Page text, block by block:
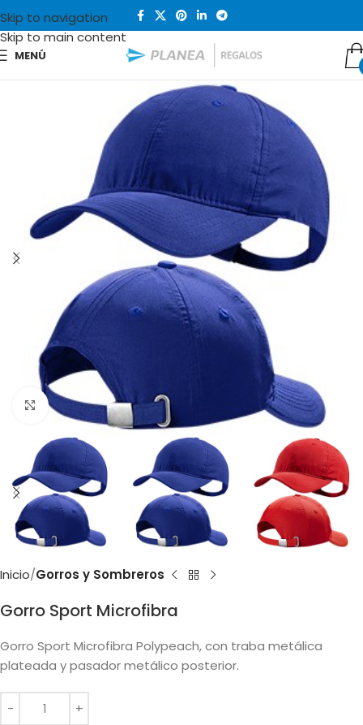
Skip to navigation
Skip to main content
MENÚ
Clic para ampliar
Inicio Gorros y Sombreros
Gorro Sport Microfibra
Gorro Sport Microfibra Polypeach, con traba metálica
plateada y pasador metálico posterior.